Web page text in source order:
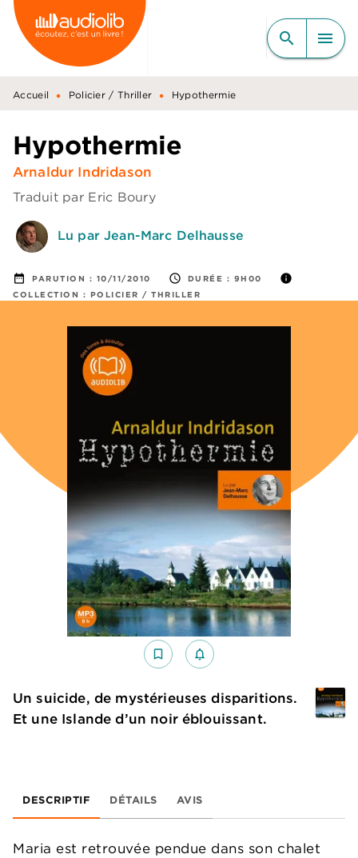
MENU RECHERCHE
CONTENU
PIED DE PAGE
search menu
Accueil • Policier / Thriller • Hypothermie
Hypothermie
Arnaldur Indridason
Traduit par Eric Boury
Lu par Jean-Marc Delhausse
date_range PARUTION : 10/11/2010 access_time DURÉE : 9H00 info
COLLECTION : POLICIER / THRILLER
bookmark_border notifications_none_outlined
Un suicide, de mystérieuses disparitions.
Et une Islande d’un noir éblouissant.
DESCRIPTIF DÉTAILS AVIS
Maria est retrouvée pendue dans son chalet